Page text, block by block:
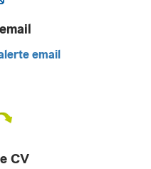
email
CV